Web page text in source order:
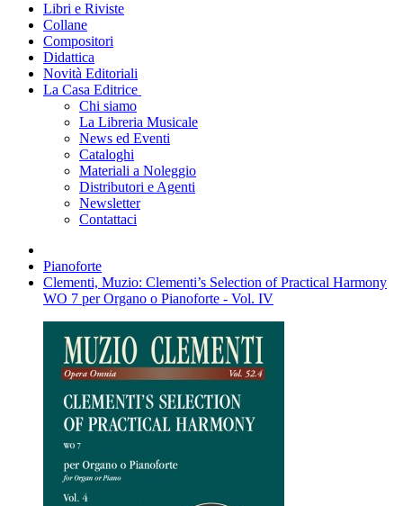
Libri e Riviste
Collane
Compositori
Didattica
Novità Editoriali
La Casa Editrice
Chi siamo
La Libreria Musicale
News ed Eventi
Cataloghi
Materiali a Noleggio
Distributori e Agenti
Newsletter
Contattaci
Pianoforte
Clementi, Muzio: Clementi’s Selection of Practical Harmony
WO 7 per Organo o Pianoforte - Vol. IV